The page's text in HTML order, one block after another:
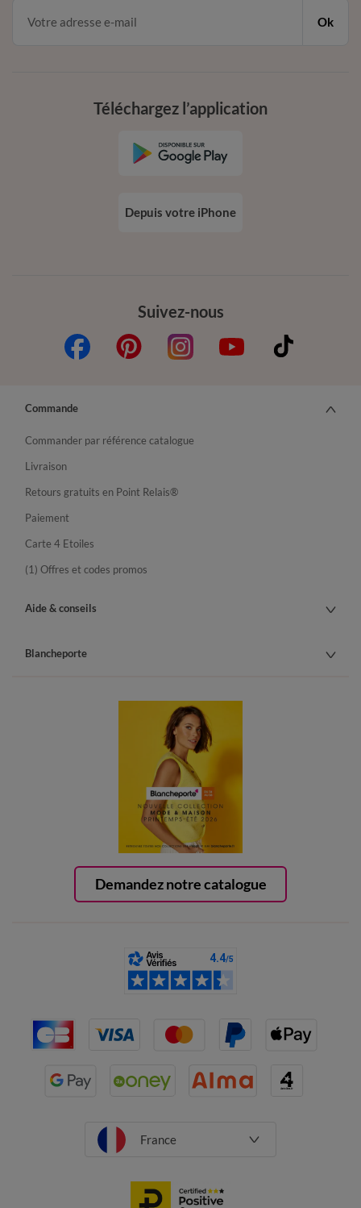
Ok
Suivez-nous
Téléchargez l’application
Depuis votre iPhone
Demandez notre catalogue
Commande
Commander par référence catalogue
Livraison
Retours gratuits en Point Relais®
Paiement
Carte 4 Etoiles
(1) Offres et codes promos
Aide & conseils
Blancheporte
France